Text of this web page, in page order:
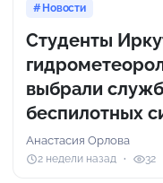
Новости
Студенты
выбрали
беспилотных
Анастасия Орлова
2 недели назад 32